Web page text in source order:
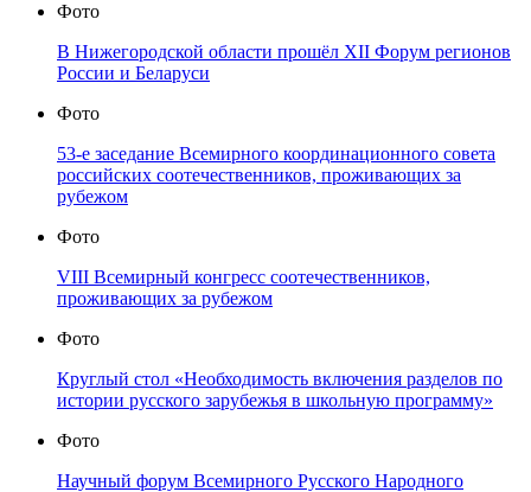
Фото
В Нижегородской области прошёл XII Форум регионов
России и Беларуси
Фото
53-е заседание Всемирного координационного совета
российских соотечественников, проживающих за
рубежом
Фото
VIII Всемирный конгресс соотечественников,
проживающих за рубежом
Фото
Круглый стол «Необходимость включения разделов по
истории русского зарубежья в школьную программу»
Фото
Научный форум Всемирного Русского Народного